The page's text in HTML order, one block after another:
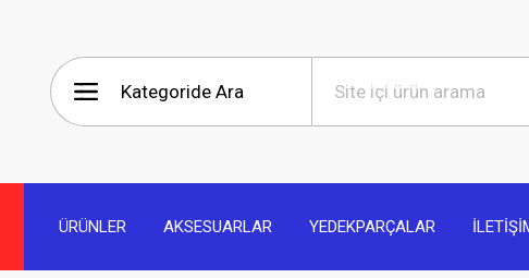
ÜRÜNLER AKSESUARLAR YEDEKPARÇALAR